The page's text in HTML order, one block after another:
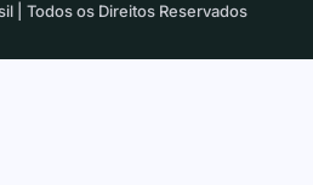
| Todos os Direitos Reservados